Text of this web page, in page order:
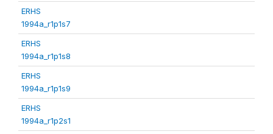
ERHS
1994a_r1p1s7
ERHS
1994a_r1p1s8
ERHS
1994a_r1p1s9
ERHS
1994a_r1p2s1